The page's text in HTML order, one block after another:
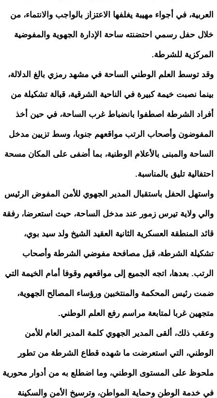
العربية، في أجواء مهيبة يغلفها الاعتزاز بالواجب والانتماء، من
خلال حفل رسمي احتضنته ساحة الإدارة الجهوية والمفوضية
المركزية للشرطة.
وقد توسط العلم الوطني الساحة في مشهد رمزي بالغ الدلالة،
بينما نصبت خيمة كبيرة في الناحية الشرقية، قبالة تشكيلة من
أفراد الشرطة اصطفوا بانضباط غرب الساحة، في حين أخذ
المفوضون وأصحاب الرتب مواقعهم جنوبا، وسط تزيين مدخل
الساحة والمبنى بالأعلام الوطنية، بما أضفى على المكان مسحة
احتفالية تليق بالمناسبة.
واستهل الحفل باستقبال المدير الجهوي للأمن المفوض الرئيس
والي ولاية تيرس زمور عند مدخل الساحة، حيث استعرضا، رفقة
قائد المنطقة العسكرية الثانية العقيد الشيخ ولد سيد بوي،
تشكيلة الشرطة، قبل مصافحة مفوضي الشرطة وأصحاب
الرتب. بعدها، اتجه الجميع إلى مواقعهم وقوفا أمام الخيمة التي
ضمت رئيس المحكمة والمنتخبين ورؤساء المصالح الجهوية،
متجهين غربا لمتابعة مراسم رفع العلم الوطني.
وعقب ذلك، ألقى المدير الجهوي كلمة المدير العام للأمن
الوطني، التي استعرضت ما شهده قطاع الشرطة من تطور
ملحوظ على المستوى الوطني، وما اضطلع به من أدوار محورية
في خدمة الوطن وحماية المواطن، وترسيخ الأمن والسكينة